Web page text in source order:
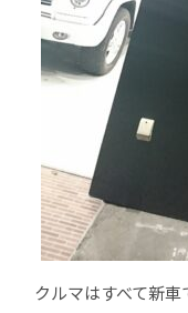
クルマはすべて新車